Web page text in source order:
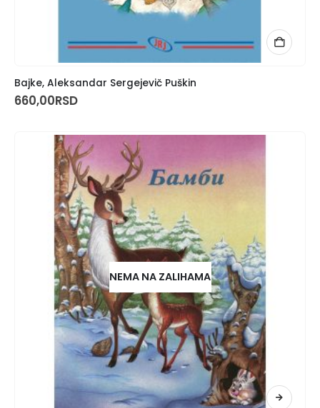
Bajke, Aleksandar Sergejevič Puškin
660,00RSD
NEMA NA ZALIHAMA